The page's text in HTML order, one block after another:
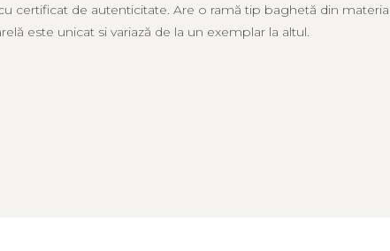
certificat de autenticitate. Are o ramă tip baghetă din
este unicat si variază de la un exemplar la altul.